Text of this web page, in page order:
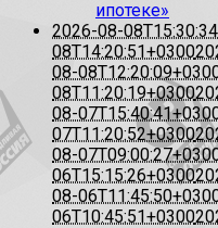
ипотеке»
2026-08-
08T14:20:51+0300
08-
08T11:20:19+0300
08-
07T11:20:52+0300
08-
06T15:15:26+0300
08-
06T10:45:51+0300